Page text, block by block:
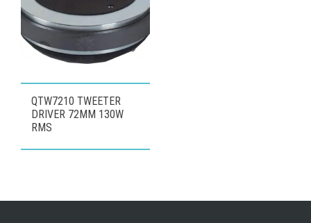
QTW7210 TWEETER
DRIVER 72MM 130W
RMS